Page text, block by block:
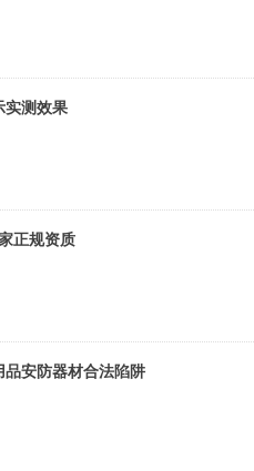
实测效果
正规资质
安防器材合法陷阱